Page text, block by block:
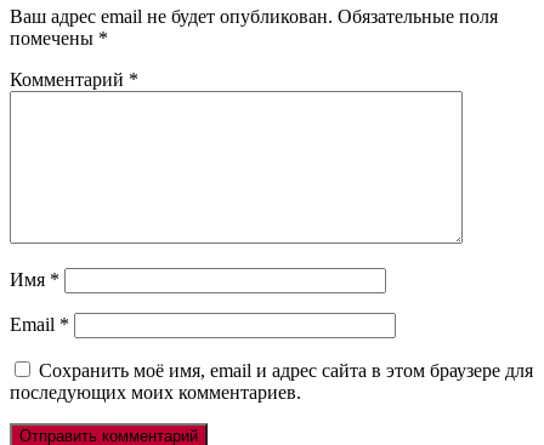
Ваш адрес email не будет опубликован. Обязательные поля
помечены *
Комментарий *
Имя *
Email *
Сохранить моё имя, email и адрес сайта в этом браузере для
последующих моих комментариев.